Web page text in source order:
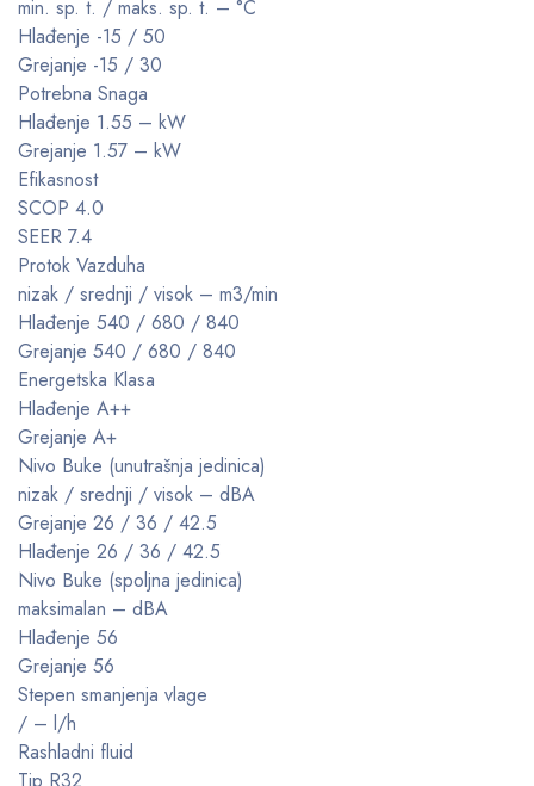
min. sp. t. / maks. sp. t. – °C
Hlađenje -15 / 50
Grejanje -15 / 30
Potrebna Snaga
Hlađenje 1.55 – kW
Grejanje 1.57 – kW
Efikasnost
SCOP 4.0
SEER 7.4
Protok Vazduha
nizak / srednji / visok – m3/min
Hlađenje 540 / 680 / 840
Grejanje 540 / 680 / 840
Energetska Klasa
Hlađenje A++
Grejanje A+
Nivo Buke (unutrašnja jedinica)
nizak / srednji / visok – dBA
Grejanje 26 / 36 / 42.5
Hlađenje 26 / 36 / 42.5
Nivo Buke (spoljna jedinica)
maksimalan – dBA
Hlađenje 56
Grejanje 56
Stepen smanjenja vlage
/ – l/h
Rashladni fluid